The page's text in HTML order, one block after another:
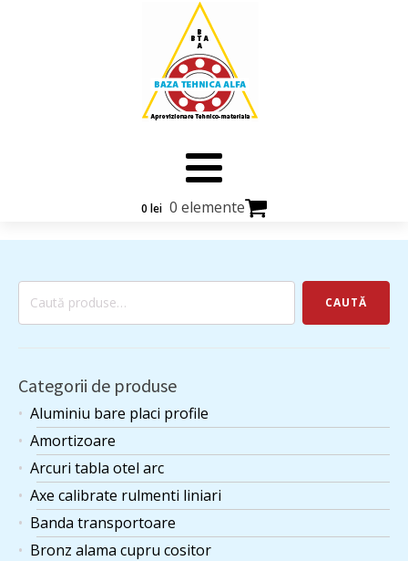
0 lei 0 elemente
Caută
CAUTĂ
Categorii de produse
Aluminiu bare placi profile
Amortizoare
Arcuri tabla otel arc
Axe calibrate rulmenti liniari
Banda transportoare
Bronz alama cupru cositor